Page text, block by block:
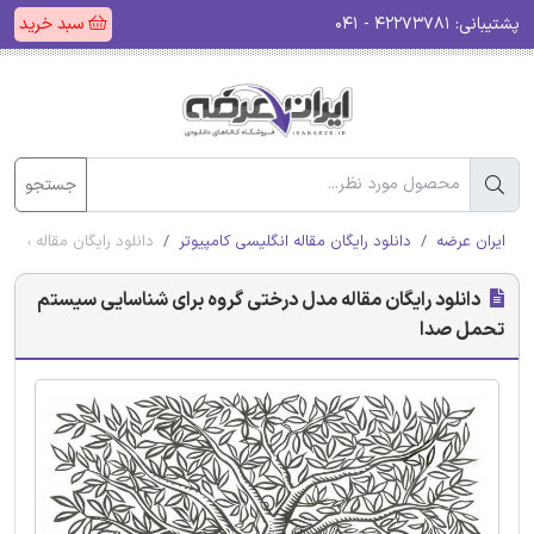
پشتیبانی: سبد خرید
جستجو
ایران عرضه دانلود رایگان مقاله انگلیسی کامپیوتر دانلود رایگان مقاله
دانلود رایگان مقاله مدل درختی گروه برای شناسایی سیستم
تحمل صدا